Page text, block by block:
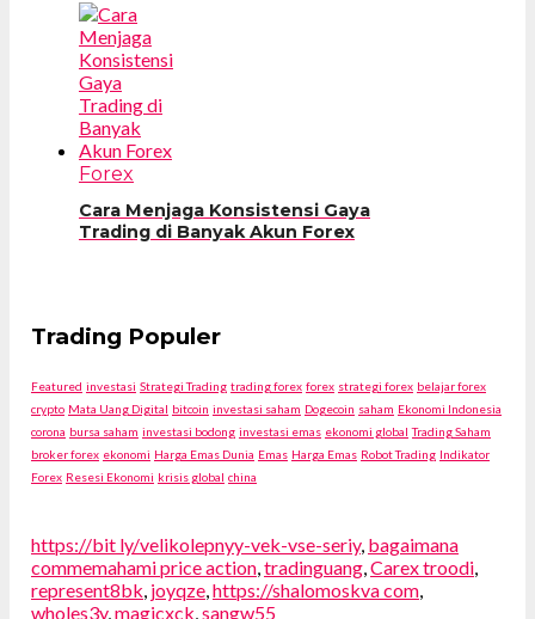
Forex
Cara Menjaga Konsistensi Gaya
Trading di Banyak Akun Forex
Trading Populer
Featured investasi Strategi Trading trading forex forex strategi forex belajar forex
crypto Mata Uang Digital bitcoin investasi saham Dogecoin saham Ekonomi Indonesia
corona bursa saham investasi bodong investasi emas ekonomi global Trading Saham
broker forex ekonomi Harga Emas Dunia Emas Harga Emas Robot Trading Indikator
Forex Resesi Ekonomi krisis global china
https://bit ly/velikolepnyy-vek-vse-seriy, bagaimana
commemahami price action,tradinguang,Carex troodi,
represent8bk, joyqze,https://shalomoskva com,
wholes3y,magicxck,sangw55